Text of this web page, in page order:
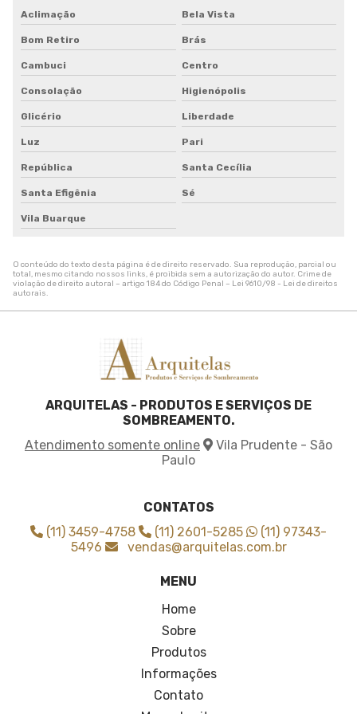
Tela de proteção contra granizo
Tela de quadra de tenis
Tela de sombreamento 50
Tela de sombreamento 50 preço
Tela de sombreamento 70
Tela de sombreamento colorida
Tela de sombreamento impermeável
Tela de sombreamento onde comprar
Tela de sombreamento para alface
Tela de sombreamento para estufa
Tela de sombreamento para orquidario
Tela de sombreamento para quadra
Tela de sombreamento sob medida
Tela de sombreamento solar
Tela de sombreamento toldo
Tela de sombreamento triangular
Tela de sombrite 50
Tela de sombrite para horta
Tela para agricultura
Tela para cobrir plantas
Tela para sombreamento agricola
Tela para sombreamento de horta
Tela sombrite 50 3x50
Tela sombrite 50 4x50
Tela sombrite 50 onde comprar
Tela sombrite 80 para horta
Aclimação Bela Vista
Bom Retiro Brás
Cambuci Centro
Consolação Higienópolis
Glicério Liberdade
Luz Pari
República Santa Cecília
Santa Efigênia Sé
Vila Buarque
O conteúdo do texto desta página é de direito reservado. Sua reprodução, parcial ou
total, mesmo citando nossos links, é proibida sem a autorização do autor. Crime de
violação de direito autoral – artigo 184 do Código Penal – Lei 9610/98 - Lei de direitos
autorais.
ARQUITELAS - PRODUTOS E SERVIÇOS DE
SOMBREAMENTO.
Atendimento somente online
Vila Prudente - São
Paulo
CONTATOS
(11) 3459-4758
(11) 2601-5285
(11) 97343-
5496
vendas@arquitelas.com.br
MENU
Home
Sobre
Produtos
Informações
Contato